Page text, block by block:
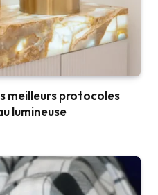
meilleurs protocoles
lumineuse